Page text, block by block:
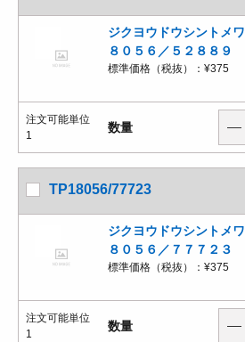
ジクヨウドウシント
８０５６／５２８８９
標準価格（税抜）： ¥375
注文可能単位
1
数量
TP18056/77723
ジクヨウドウシント
８０５６／７７７２３
標準価格（税抜）： ¥375
注文可能単位
1
数量